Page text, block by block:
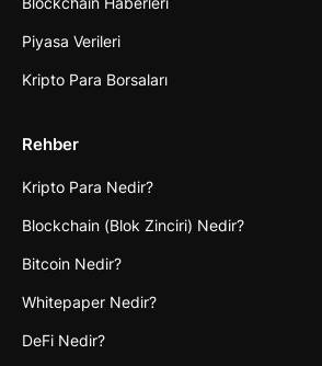
Piyasa Verileri
Kripto Para Borsaları
Rehber
Kripto Para Nedir?
Blockchain (Blok Zinciri) Nedir?
Bitcoin Nedir?
Whitepaper Nedir?
DeFi Nedir?